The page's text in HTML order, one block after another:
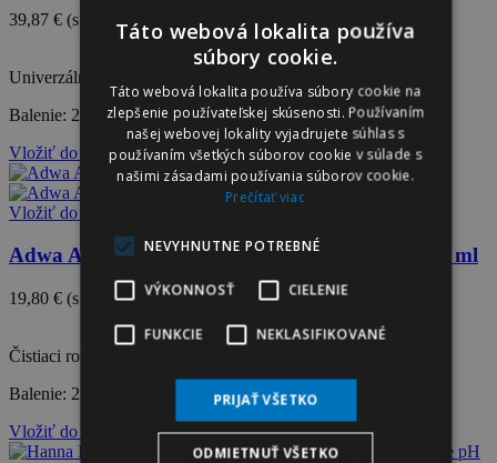
39,87 € (s DPH)
44,30 €
Univerzálny čistiaci roztok pre pH a ORP elektródy.
Balenie: 25 x 20 ml, sáčok.
Vložiť do košíka
Vložiť do košíka
Adwa AD7061 Čistiaci roztok pre elektródy, 230 ml
19,80 € (s DPH) 22,00 €
Čistiaci roztok určený pre pH a ORP elektródy.
Balenie: 230 ml fľaša.
Vložiť do košíka
Táto webová lokalita používa
súbory cookie.
Táto webová lokalita používa súbory cookie na
zlepšenie používateľskej skúsenosti. Používaním
našej webovej lokality vyjadrujete súhlas s
používaním všetkých súborov cookie v súlade s
našimi zásadami používania súborov cookie.
Prečítať viac
NEVYHNUTNE POTREBNÉ
VÝKONNOSŤ CIELENIE
FUNKCIE NEKLASIFIKOVANÉ
PRIJAŤ VŠETKO
ODMIETNUŤ VŠETKO